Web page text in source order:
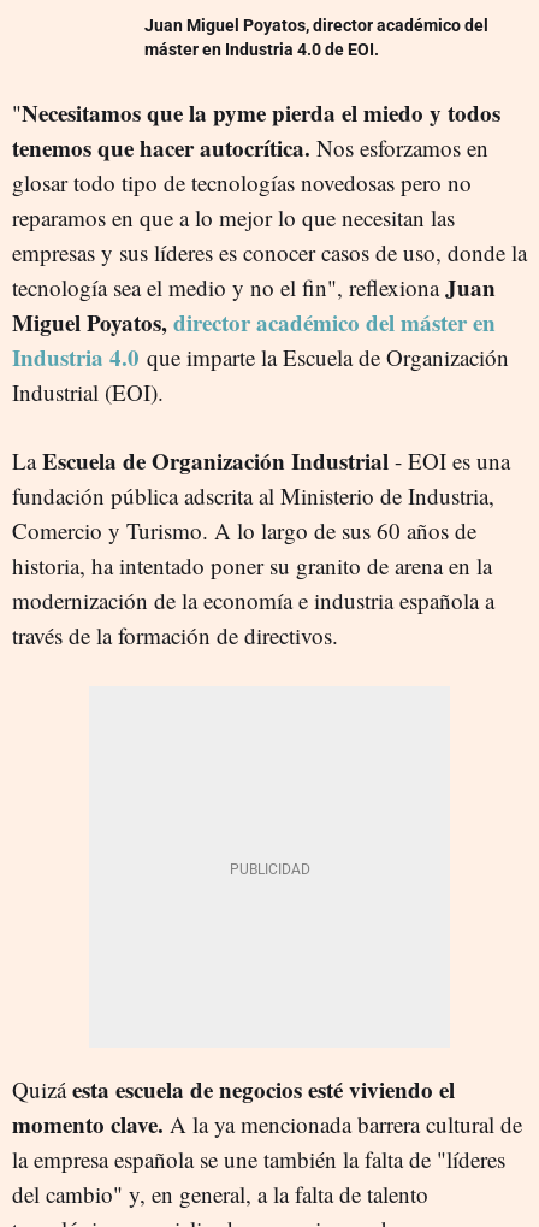
Juan Miguel Poyatos, director académico del
máster en Industria 4.0 de EOI.
"Necesitamos que la pyme pierda el miedo y todos
tenemos que hacer autocrítica. Nos esforzamos en
glosar todo tipo de tecnologías novedosas pero no
reparamos en que a lo mejor lo que necesitan las
empresas y sus líderes es conocer casos de uso, donde la
tecnología sea el medio y no el fin", reflexionaJuan
Miguel Poyatos,director académico del máster en
Industria 4.0 que imparte la Escuela de Organización
Industrial (EOI).
LaEscuela de Organización Industrial - EOI es una
fundación pública adscrita al Ministerio de Industria,
Comercio y Turismo. A lo largo de sus 60 años de
historia, ha intentado poner su granito de arena en la
modernización de la economía e industria española a
través de la formación de directivos.
Quizáesta escuela de negocios esté viviendo el
momento clave. A la ya mencionada barrera cultural de
la empresa española se une también la falta de "líderes
del cambio" y, en general, a la falta de talento